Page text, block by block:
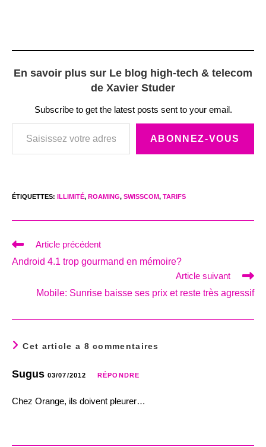
En savoir plus sur Le blog high-tech & telecom
de Xavier Studer
Subscribe to get the latest posts sent to your email.
Saisissez votre adresse e-mail…
ABONNEZ-VOUS
ÉTIQUETTES: ILLIMITÉ, ROAMING, SWISSCOM, TARIFS
Read
articles
Article précédent
Android 4.1 trop gourmand en mémoire?
Article suivant
Mobile: Sunrise baisse ses prix et reste très agressif
Cet article a 8 commentaires
Sugus 03/07/2012 RÉPONDRE
Chez Orange, ils doivent pleurer…